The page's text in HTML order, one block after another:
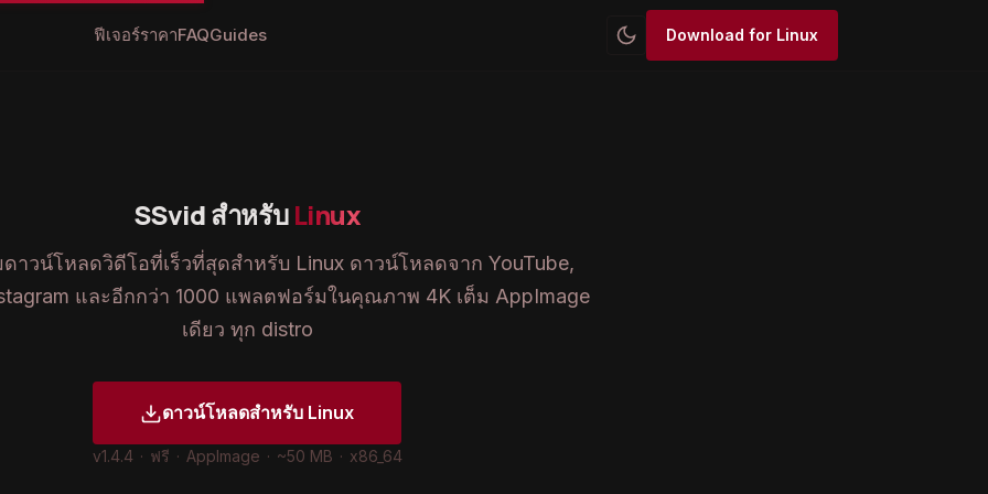
ฟีเจอร์ราคาFAQGuides Download for Linux
SSvid สำหรับLinux
าวน์โหลดวิดีโอที่เร็วที่สุดสำหรับ Linux ดาวน์โหลดจาก YouTube,
และอีกกว่า 1000 แพลตฟอร์มในคุณภาพ 4K เต็ม AppImage
เดียว ทุก distro
ดาวน์โหลดสำหรับ Linux
v1.4.4 · ฟรี · AppImage · ~50 MB · x86_64